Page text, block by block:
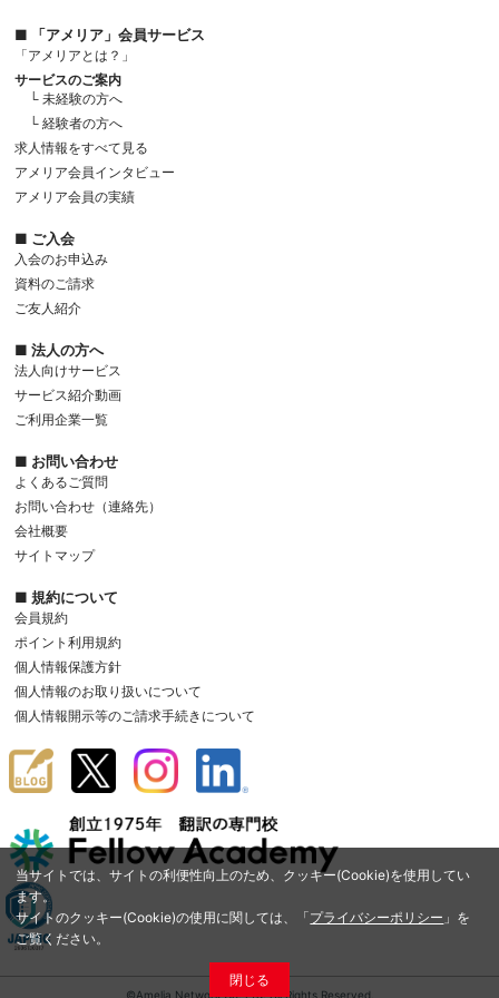
当サイトでは、サイトの利便性向上のため、クッキー(Cookie)を使用してい
ます。
サイトのクッキー(Cookie)の使用に関しては、「プライバシーポリシー 」を
ご覧ください。
閉じる
■ 「アメリア」会員サービス
「アメリアとは？」
サービスのご案内
└ 未経験の方へ
└ 経験者の方へ
求人情報をすべて見る
アメリア会員インタビュー
アメリア会員の実績
■ ご入会
入会のお申込み
資料のご請求
ご友人紹介
■ 法人の方へ
法人向けサービス
サービス紹介動画
ご利用企業一覧
■ お問い合わせ
よくあるご質問
お問い合わせ（連絡先）
会社概要
サイトマップ
■ 規約について
会員規約
ポイント利用規約
個人情報保護方針
個人情報のお取り扱いについて
個人情報開示等のご請求手続きについて
©Amelia Network Co.,Ltd. All Rights Reserved.